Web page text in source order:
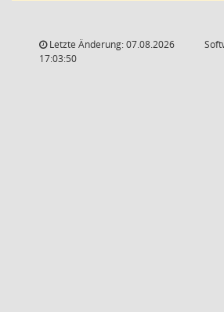
Letzte Änderung: 07.08.2026
17:03:50